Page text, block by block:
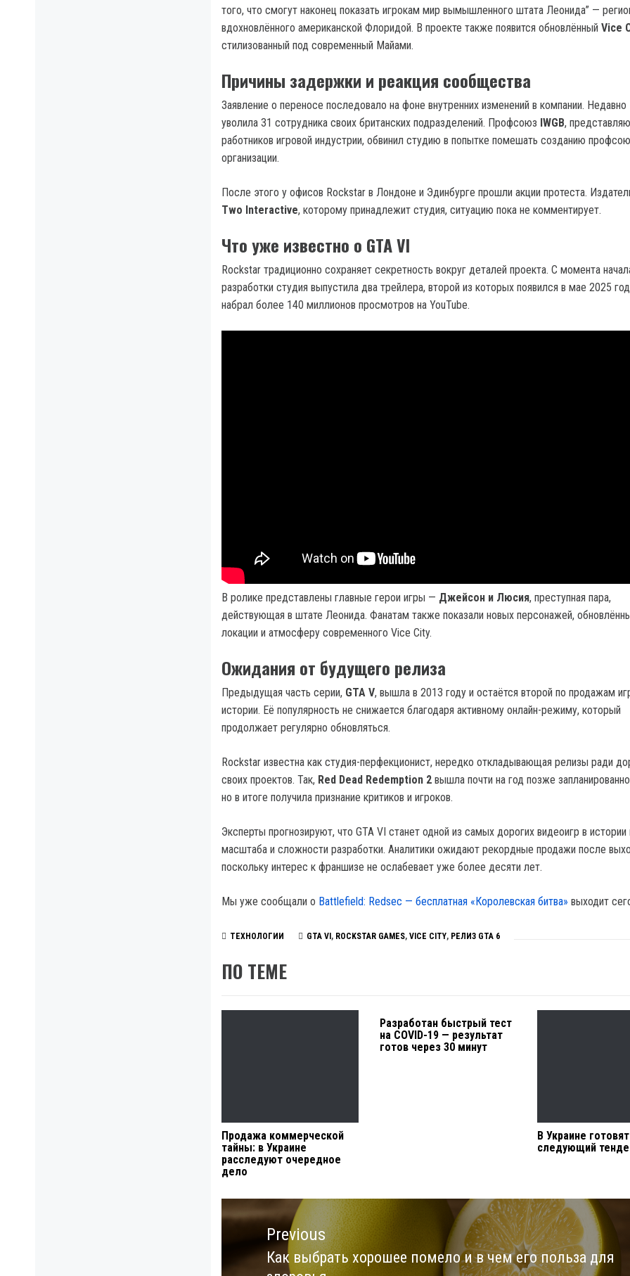
того, что смогут наконец показать игрокам мир вымышленного штата Леонида” —
вдохновлённого американской Флоридой. В проекте также появится обновлённый Vice
стилизованный под современный Майами.
Причины задержки и реакция сообщества
Заявление о переносе последовало на фоне внутренних изменений в компании.
уволила 31 сотрудника своих британских подразделений. Профсоюз IWGB,
работников игровой индустрии, обвинил студию в попытке помешать созданию
организации.
После этого у офисов Rockstar в Лондоне и Эдинбурге прошли акции протеста.
Two Interactive, которому принадлежит студия, ситуацию пока не комментирует.
Что уже известно о GTA VI
Rockstar традиционно сохраняет секретность вокруг деталей проекта. С момента
разработки студия выпустила два трейлера, второй из которых появился в мае 2025
набрал более 140 миллионов просмотров на YouTube.
В ролике представлены главные герои игры — Джейсон и Люсия, преступная пара,
действующая в штате Леонида. Фанатам также показали новых персонажей,
локации и атмосферу современного Vice City.
Ожидания от будущего релиза
Предыдущая часть серии, GTA V, вышла в 2013 году и остаётся второй по продажам
истории. Её популярность не снижается благодаря активному онлайн-режиму, который
продолжает регулярно обновляться.
Rockstar известна как студия-перфекционист, нередко откладывающая релизы ради
своих проектов. Так, Red Dead Redemption 2 вышла почти на год позже
но в итоге получила признание критиков и игроков.
Эксперты прогнозируют, что GTA VI станет одной из самых дорогих видеоигр в истории
масштаба и сложности разработки. Аналитики ожидают рекордные продажи после
поскольку интерес к франшизе не ослабевает уже более десяти лет.
Мы уже сообщали о Battlefield: Redsec — бесплатная «Королевская битва» выходит
ТЕХНОЛОГИИ GTA VI , ROCKSTAR GAMES, VICE CITY, РЕЛИЗ GTA 6
ПО ТЕМЕ
Продажа коммерческой
тайны: в Украине
расследуют очередное
дело
Разработан быстрый тест
на COVID-19 — результат
готов через 30 минут
В Украине готовят
следующий
Навигация
по
записямPrevious
Previous
Как выбрать хорошее помело и в чем его польза для